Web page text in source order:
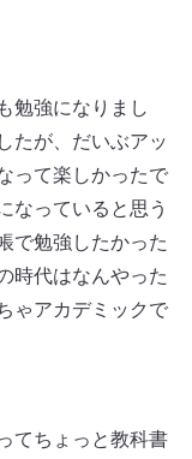
勉強になりまし
たが、だいぶアッ
って楽しかったで
なっていると思う
で勉強したかった
時代はなんやった
ゃアカデミックで
てちょっと教科書